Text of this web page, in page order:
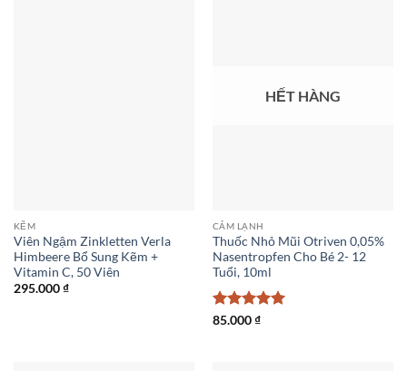
KẼM
Viên Ngậm Zinkletten Verla
Himbeere Bổ Sung Kẽm +
Vitamin C, 50 Viên
295.000₫
HẾT HÀNG
CẢM LẠNH
Thuốc Nhỏ Mũi Otriven 0,05%
Nasentropfen Cho Bé 2- 12
Tuổi, 10ml
Được xếp
85.000₫